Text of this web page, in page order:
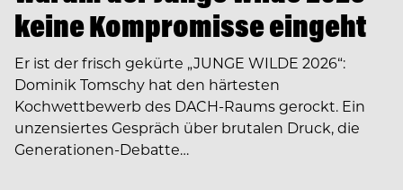
keine Kompromisse eingeht
Er ist der frisch gekürte „JUNGE WILDE 2026“:
Dominik Tomschy hat den härtesten
Kochwettbewerb des DACH-Raums gerockt. Ein
unzensiertes Gespräch über brutalen Druck, die
Generationen-Debatte…